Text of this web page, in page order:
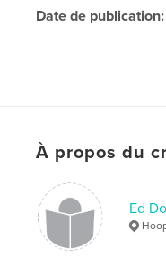
Date de publication:
À propos du
Ed